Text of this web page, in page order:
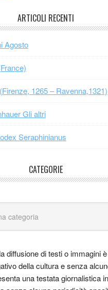
ARTICOLI RECENTI
Agosto
1265 – Ravenna,1321)
Gli altri
Seraphinianus
CATEGORIE
diffusione di testi o immagini
della cultura e senza
una testata giornalistica